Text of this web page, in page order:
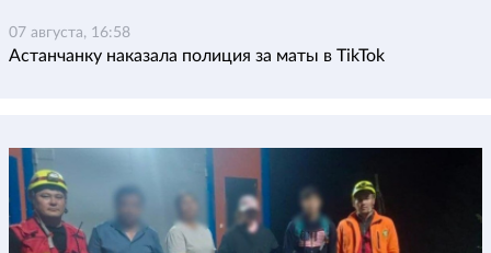
07 августа, 16:58
Астанчанку наказала полиция за маты в TikTok